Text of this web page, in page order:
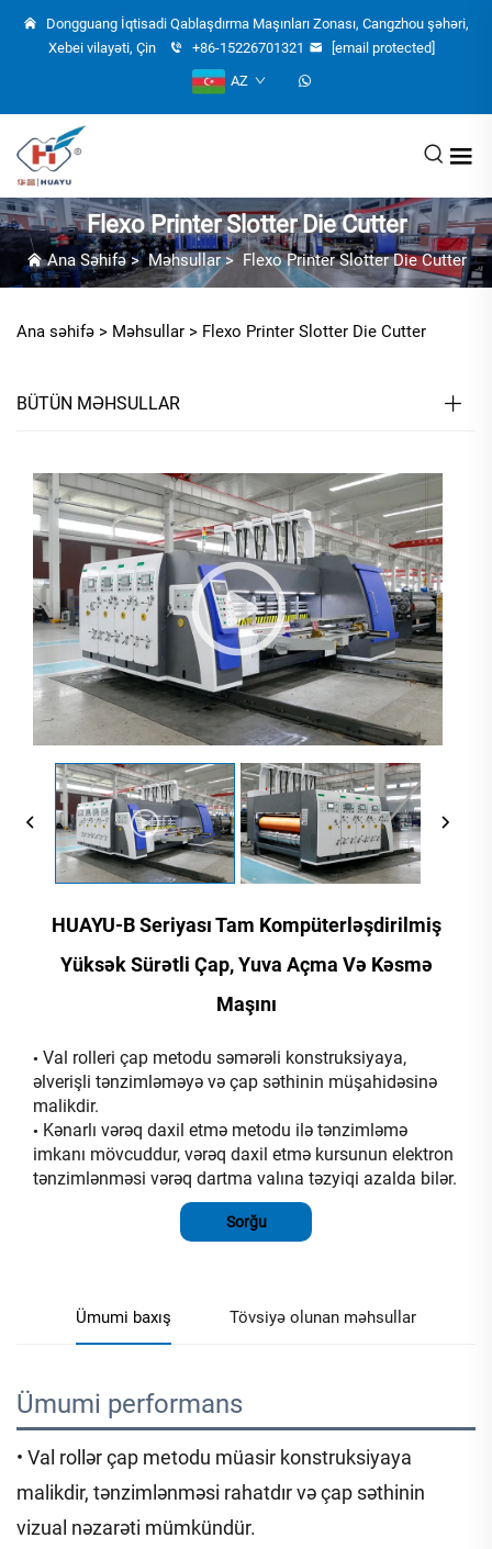
Dongguang İqtisadi Qablaşdırma Maşınları Zonası, Cangzhou şəhəri,
Xebei vilayəti, Çin
+86-15226701321
[email protected]
AZ
Flexo Printer Slotter Die Cutter
Ana Səhifə>Məhsullar> Flexo Printer Slotter Die Cutter
Ana səhifə > Məhsullar > Flexo Printer Slotter Die Cutter
BÜTÜN MƏHSULLAR
HUAYU-B Seriyası Tam Kompüterləşdirilmiş
Yüksək Sürətli Çap, Yuva Açma Və Kəsmə
Maşını
• Val rolleri çap metodu səmərəli konstruksiyaya,
əlverişli tənzimləməyə və çap səthinin müşahidəsinə
malikdir.
• Kənarlı vərəq daxil etmə metodu ilə tənzimləmə
imkanı mövcuddur, vərəq daxil etmə kursunun elektron
tənzimlənməsi vərəq dartma valına təzyiqi azalda bilər.
Sorğu
Ümumi baxış Tövsiyə olunan məhsullar
Ümumi performans
• Val rollər çap metodu müasir konstruksiyaya
malikdir, tənzimlənməsi rahatdır və çap səthinin
vizual nəzarəti mümkündür.